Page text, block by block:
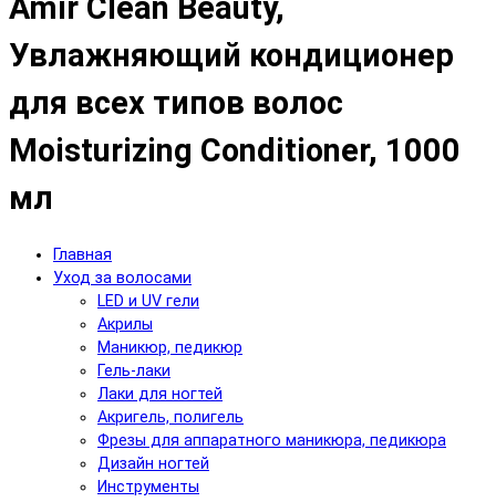
Увлажняющий кондиционер
для всех типов волос
Moisturizing Conditioner, 1000
мл
Главная
Уход за волосами
LED и UV гели
Акрилы
Маникюр, педикюр
Гель-лаки
Лаки для ногтей
Акригель, полигель
Фрезы для аппаратного маникюра, педикюра
Дизайн ногтей
Инструменты